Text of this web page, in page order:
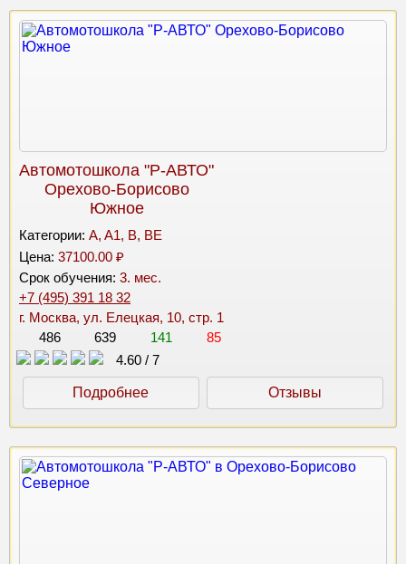
Автомотошкола "Р-АВТО"
Орехово-Борисово
Южное
Категории: A, A1, B, BE
Цена: 37100.00 ₽
Срок обучения: 3. мес.
+7 (495) 391 18 32
г. Москва, ул. Елецкая, 10, стр. 1
486
639 141
85
4.60 / 7
Подробнее Отзывы